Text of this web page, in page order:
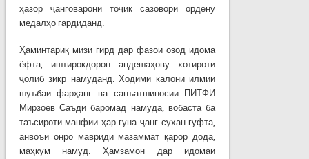
ҳазор ҷанговарони тоҷик сазовори ордену
медалҳо гардиданд.
Ҳаминтариқ мизи гирд дар фазои озод идома
ёфта, иштирокдорон андешаҳову хотироти
ҷолиб зикр намуданд. Ходими калони илмии
шуъбаи фарҳанг ва санъатшиносии ПИТФИ
Мирзоев Саъдӣ баромад намуда, вобаста ба
таъсироти манфии ҳар гуна ҷанг сухан гуфта,
анвоъи онро мавриди мазаммат қарор дода,
маҳкум намуд. Ҳамзамон дар идомаи